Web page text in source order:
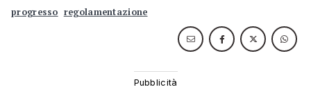
progresso regolamentazione